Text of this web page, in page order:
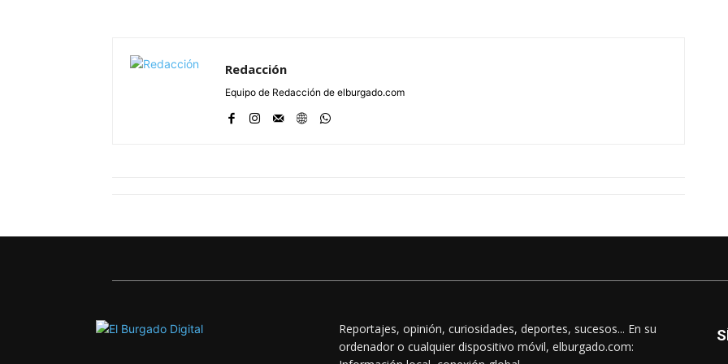
Redacción
Equipo de Redacción de elburgado.com
Reportajes, opinión, curiosidades, deportes, sucesos... En su
ordenador o cualquier dispositivo móvil, elburgado.com: